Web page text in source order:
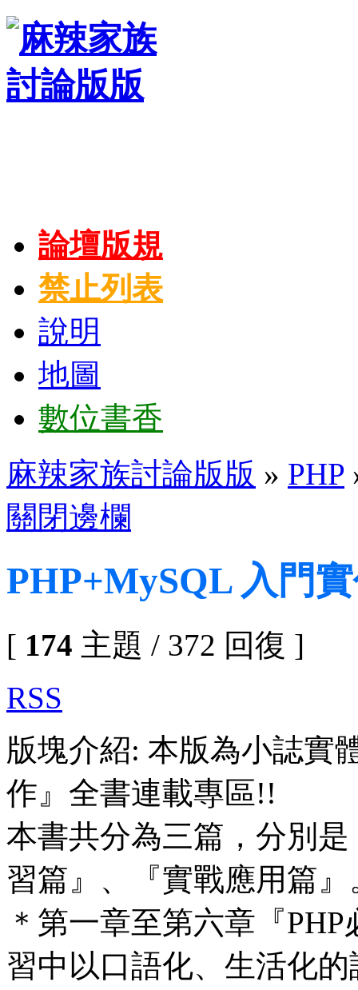
論壇版規
禁止列表
說明
地圖
數位書香
麻辣家族討論版版 » PHP
關閉邊欄
PHP+MySQL 入門
[ 174 主題 / 372 回復 ]
RSS
版塊介紹: 本版為小誌實
作』全書連載專區!!
本書共分為三篇，分別
習篇』、『實戰應用篇』
＊第一章至第六章『
習中以口語化、生活化